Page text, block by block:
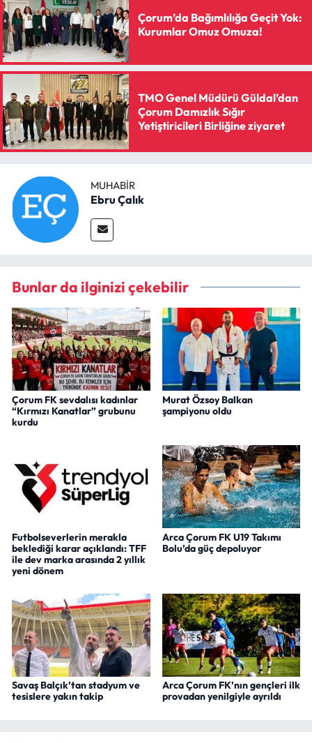
Çorum’da Bağımlılığa Geçit Yok:
Kurumlar Omuz Omuza!
TMO Genel Müdürü Güldal’dan
Çorum Damızlık Sığır
Yetiştiricileri Birliğine ziyaret
MUHABIR
Ebru Çalık
Bunlar da ilginizi çekebilir
Çorum FK sevdalısı kadınlar
“Kırmızı Kanatlar” grubunu
kurdu
Murat Özsoy Balkan
şampiyonu oldu
Futbolseverlerin merakla
beklediği karar açıklandı: TFF
ile dev marka arasında 2 yıllık
yeni dönem
Arca Çorum FK U19 Takımı
Bolu’da güç depoluyor
Savaş Balçık’tan stadyum ve
tesislere yakın takip
Arca Çorum FK’nın gençleri ilk
provadan yenilgiyle ayrıldı